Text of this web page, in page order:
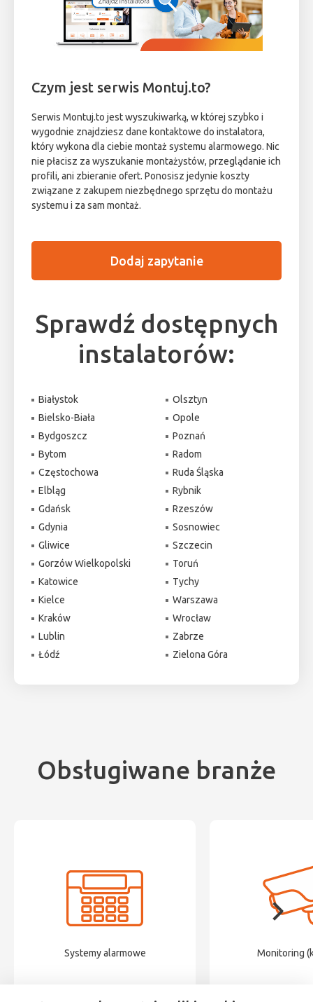
Czym jest serwis Montuj.to?
Serwis Montuj.to jest wyszukiwarką, w której szybko i
wygodnie znajdziesz dane kontaktowe do instalatora,
który wykona dla ciebie montaż systemu alarmowego. Nic
nie płacisz za wyszukanie montażystów, przeglądanie ich
profili, ani zbieranie ofert. Ponosisz jedynie koszty
związane z zakupem niezbędnego sprzętu do montażu
systemu i za sam montaż.
Dodaj zapytanie
Sprawdź dostępnych
instalatorów:
Białystok
Bielsko-Biała
Bydgoszcz
Bytom
Częstochowa
Elbląg
Gdańsk
Gdynia
Gliwice
Gorzów Wielkopolski
Katowice
Kielce
Kraków
Lublin
Łódź
Olsztyn
Opole
Poznań
Radom
Ruda Śląska
Rybnik
Rzeszów
Sosnowiec
Szczecin
Toruń
Tychy
Warszawa
Wrocław
Zabrze
Zielona Góra
Obsługiwane branże
Systemy alarmowe Monitoring